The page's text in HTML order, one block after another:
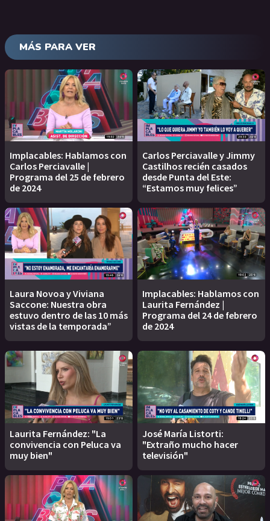
MÁS PARA VER
Implacables: Hablamos con
Carlos Perciavalle |
Programa del 25 de febrero
de 2024
Carlos Perciavalle y Jimmy
Castilhos recién casados
desde Punta del Este:
“Estamos muy felices”
Laura Novoa y Viviana
Saccone: Nuestra obra
estuvo dentro de las 10 más
vistas de la temporada”
Implacables: Hablamos con
Laurita Fernández |
Programa del 24 de febrero
de 2024
Laurita Fernández: "La
convivencia con Peluca va
muy bien"
José María Listorti:
"Extraño mucho hacer
televisión"